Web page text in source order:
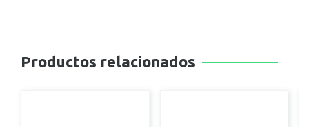
Productos relacionados